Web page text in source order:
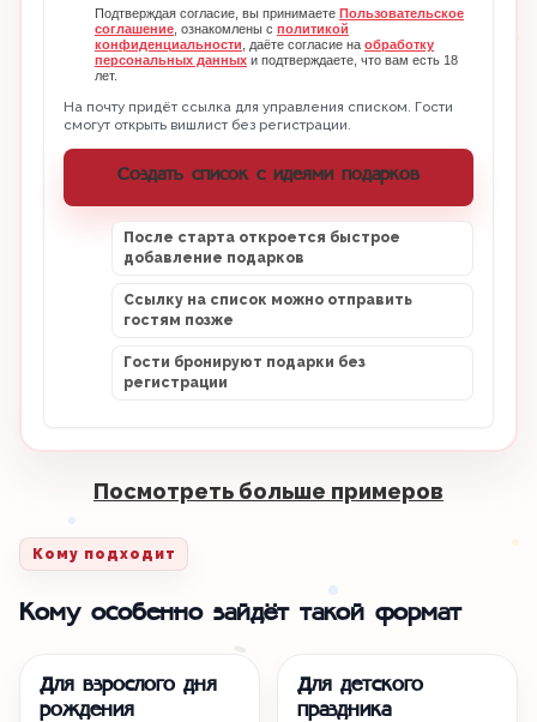
Подтверждая согласие, вы принимаете Пользовательское
соглашение, ознакомлены с политикой
конфиденциальности, даёте согласие на обработку
персональных данных и подтверждаете, что вам есть 18
лет.
На почту придёт ссылка для управления списком. Гости
смогут открыть вишлист без регистрации.
Создать список с идеями подарков
После старта откроется быстрое
добавление подарков
Ссылку на список можно отправить
гостям позже
Гости бронируют подарки без
регистрации
Посмотреть больше примеров
Кому подходит
Кому особенно зайдёт такой формат
Для взрослого дня
рождения
Для детского
праздника